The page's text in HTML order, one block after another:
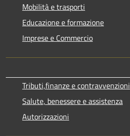
Mobilità e trasporti
Educazione e formazione
Imprese e Commercio
Tributi,finanze e contravvenzioni
Salute, benessere e assistenza
Autorizzazioni